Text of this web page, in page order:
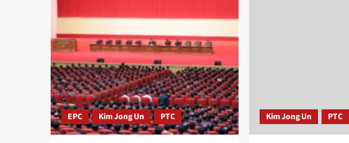
EPC Kim Jong Un PTC Kim Jong Un PTC